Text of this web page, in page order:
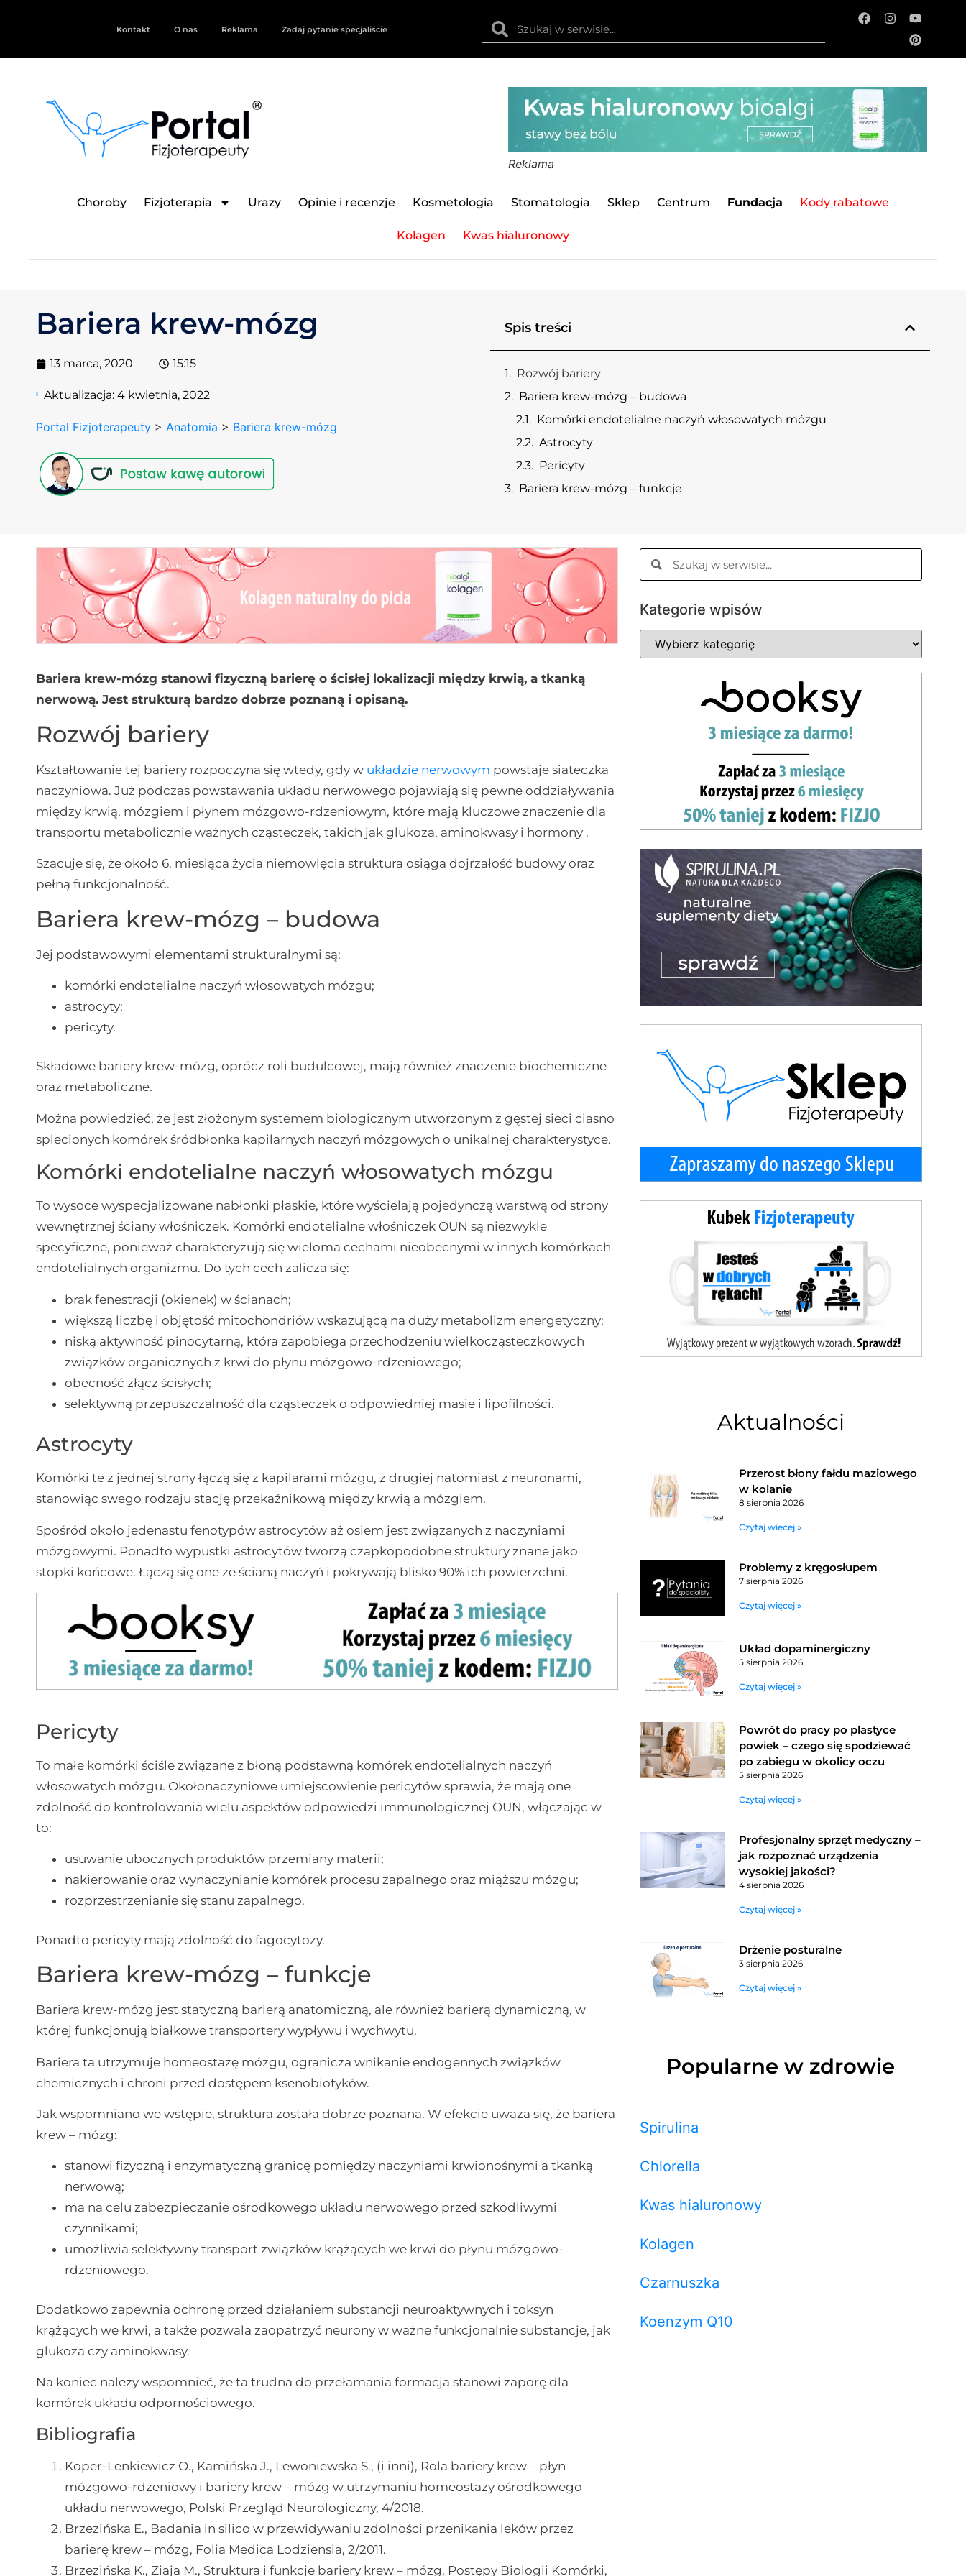
Kontakt O nas Reklama Zadaj pytanie specjaliście
Reklama
Choroby Fizjoterapia Urazy Opinie i recenzje Kosmetologia Stomatologia Sklep Centrum Fundacja Kody rabatowe
Kolagen Kwas hialuronowy
Bariera krew-mózg
13 marca, 2020 15:15
Aktualizacja:4 kwietnia, 2022
Portal Fizjoterapeuty > Anatomia > Bariera krew-mózg
Spis treści
Rozwój bariery
Bariera krew-mózg – budowa
Komórki endotelialne naczyń włosowatych mózgu
Astrocyty
Pericyty
Bariera krew-mózg – funkcje
Bariera krew-mózg stanowi fizyczną barierę o ścisłej lokalizacji między krwią, a tkanką
nerwową. Jest strukturą bardzo dobrze poznaną i opisaną.
Rozwój bariery
Kształtowanie tej bariery rozpoczyna się wtedy, gdy w układzie nerwowym powstaje siateczka
naczyniowa. Już podczas powstawania układu nerwowego pojawiają się pewne oddziaływania
między krwią, mózgiem i płynem mózgowo-rdzeniowym, które mają kluczowe znaczenie dla
transportu metabolicznie ważnych cząsteczek, takich jak glukoza, aminokwasy i hormony .
Szacuje się, że około 6. miesiąca życia niemowlęcia struktura osiąga dojrzałość budowy oraz
pełną funkcjonalność.
Bariera krew-mózg – budowa
Jej podstawowymi elementami strukturalnymi są:
komórki endotelialne naczyń włosowatych mózgu;
astrocyty;
pericyty.
Składowe bariery krew-mózg, oprócz roli budulcowej, mają również znaczenie biochemiczne
oraz metaboliczne.
Można powiedzieć, że jest złożonym systemem biologicznym utworzonym z gęstej sieci ciasno
splecionych komórek śródbłonka kapilarnych naczyń mózgowych o unikalnej charakterystyce.
Komórki endotelialne naczyń włosowatych mózgu
To wysoce wyspecjalizowane nabłonki płaskie, które wyścielają pojedynczą warstwą od strony
wewnętrznej ściany włośniczek. Komórki endotelialne włośniczek OUN są niezwykle
specyficzne, ponieważ charakteryzują się wieloma cechami nieobecnymi w innych komórkach
endotelialnych organizmu. Do tych cech zalicza się:
brak fenestracji (okienek) w ścianach;
większą liczbę i objętość mitochondriów wskazującą na duży metabolizm energetyczny;
niską aktywność pinocytarną, która zapobiega przechodzeniu wielkocząsteczkowych
związków organicznych z krwi do płynu mózgowo-rdzeniowego;
obecność złącz ścisłych;
selektywną przepuszczalność dla cząsteczek o odpowiedniej masie i lipofilności.
Astrocyty
Komórki te z jednej strony łączą się z kapilarami mózgu, z drugiej natomiast z neuronami,
stanowiąc swego rodzaju stację przekaźnikową między krwią a mózgiem.
Spośród około jedenastu fenotypów astrocytów aż osiem jest związanych z naczyniami
mózgowymi. Ponadto wypustki astrocytów tworzą czapkopodobne struktury znane jako
stopki końcowe. Łączą się one ze ścianą naczyń i pokrywają blisko 90% ich powierzchni.
Pericyty
To małe komórki ściśle związane z błoną podstawną komórek endotelialnych naczyń
włosowatych mózgu. Okołonaczyniowe umiejscowienie pericytów sprawia, że mają one
zdolność do kontrolowania wielu aspektów odpowiedzi immunologicznej OUN, włączając w
to:
usuwanie ubocznych produktów przemiany materii;
nakierowanie oraz wynaczynianie komórek procesu zapalnego oraz miąższu mózgu;
rozprzestrzenianie się stanu zapalnego.
Ponadto pericyty mają zdolność do fagocytozy.
Bariera krew-mózg – funkcje
Bariera krew-mózg jest statyczną barierą anatomiczną, ale również barierą dynamiczną, w
której funkcjonują białkowe transportery wypływu i wychwytu.
Bariera ta utrzymuje homeostazę mózgu, ogranicza wnikanie endogennych związków
chemicznych i chroni przed dostępem ksenobiotyków.
Jak wspomniano we wstępie, struktura została dobrze poznana. W efekcie uważa się, że bariera
krew – mózg:
stanowi fizyczną i enzymatyczną granicę pomiędzy naczyniami krwionośnymi a tkanką
nerwową;
ma na celu zabezpieczanie ośrodkowego układu nerwowego przed szkodliwymi
czynnikami;
umożliwia selektywny transport związków krążących we krwi do płynu mózgowo-
rdzeniowego.
Dodatkowo zapewnia ochronę przed działaniem substancji neuroaktywnych i toksyn
krążących we krwi, a także pozwala zaopatrzyć neurony w ważne funkcjonalnie substancje, jak
glukoza czy aminokwasy.
Na koniec należy wspomnieć, że ta trudna do przełamania formacja stanowi zaporę dla
komórek układu odpornościowego.
Bibliografia
Koper-Lenkiewicz O., Kamińska J., Lewoniewska S., (i inni), Rola bariery krew – płyn
mózgowo-rdzeniowy i bariery krew – mózg w utrzymaniu homeostazy ośrodkowego
układu nerwowego, Polski Przegląd Neurologiczny, 4/2018.
Brzezińska E., Badania in silico w przewidywaniu zdolności przenikania leków przez
barierę krew – mózg, Folia Medica Lodziensia, 2/2011.
Brzezińska K., Ziaja M., Struktura i funkcje bariery krew – mózg, Postępy Biologii Komórki,
Kategorie wpisów
Aktualności
Przerost błony fałdu maziowego
w kolanie
8 sierpnia 2026
Czytaj więcej »
Problemy z kręgosłupem
7 sierpnia 2026
Czytaj więcej »
Układ dopaminergiczny
5 sierpnia 2026
Czytaj więcej »
Powrót do pracy po plastyce
powiek – czego się spodziewać
po zabiegu w okolicy oczu
5 sierpnia 2026
Czytaj więcej »
Profesjonalny sprzęt medyczny –
jak rozpoznać urządzenia
wysokiej jakości?
4 sierpnia 2026
Czytaj więcej »
Drżenie posturalne
3 sierpnia 2026
Czytaj więcej »
Popularne w zdrowie
Spirulina
Chlorella
Kwas hialuronowy
Kolagen
Czarnuszka
Koenzym Q10